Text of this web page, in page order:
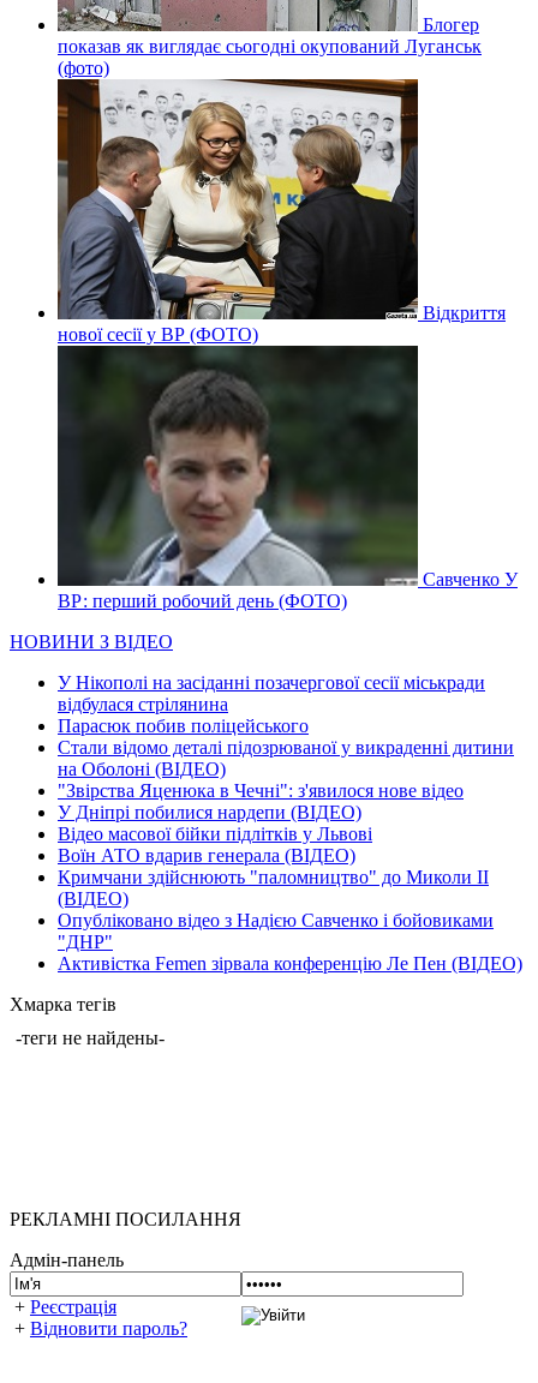
Блогер
показав як виглядає сьогодні окупований Луганськ
(фото)
Відкриття
нової сесії у ВР (ФОТО)
Савченко У
ВР: перший робочий день (ФОТО)
НОВИНИ З ВІДЕО
У Нікополі на засіданні позачергової сесії міськради
відбулася стрілянина
Парасюк побив поліцейського
Стали відомо деталі підозрюваної у викраденні дитини
на Оболоні (ВІДЕО)
"Звірства Яценюка в Чечні": з'явилося нове відео
У Дніпрі побилися нардепи (ВІДЕО)
Відео масової бійки підлітків у Львові
Воїн АТО вдарив генерала (ВІДЕО)
Кримчани здійснюють "паломництво" до Миколи ІІ
(ВІДЕО)
Опубліковано відео з Надією Савченко і бойовиками
"ДНР"
Активістка Femen зірвала конференцію Ле Пен (ВІДЕО)
Хмарка тегів
-теги не найдены-
РЕКЛАМНІ ПОСИЛАННЯ
Адмін-панель
+ Реєстрація
+ Відновити пароль?